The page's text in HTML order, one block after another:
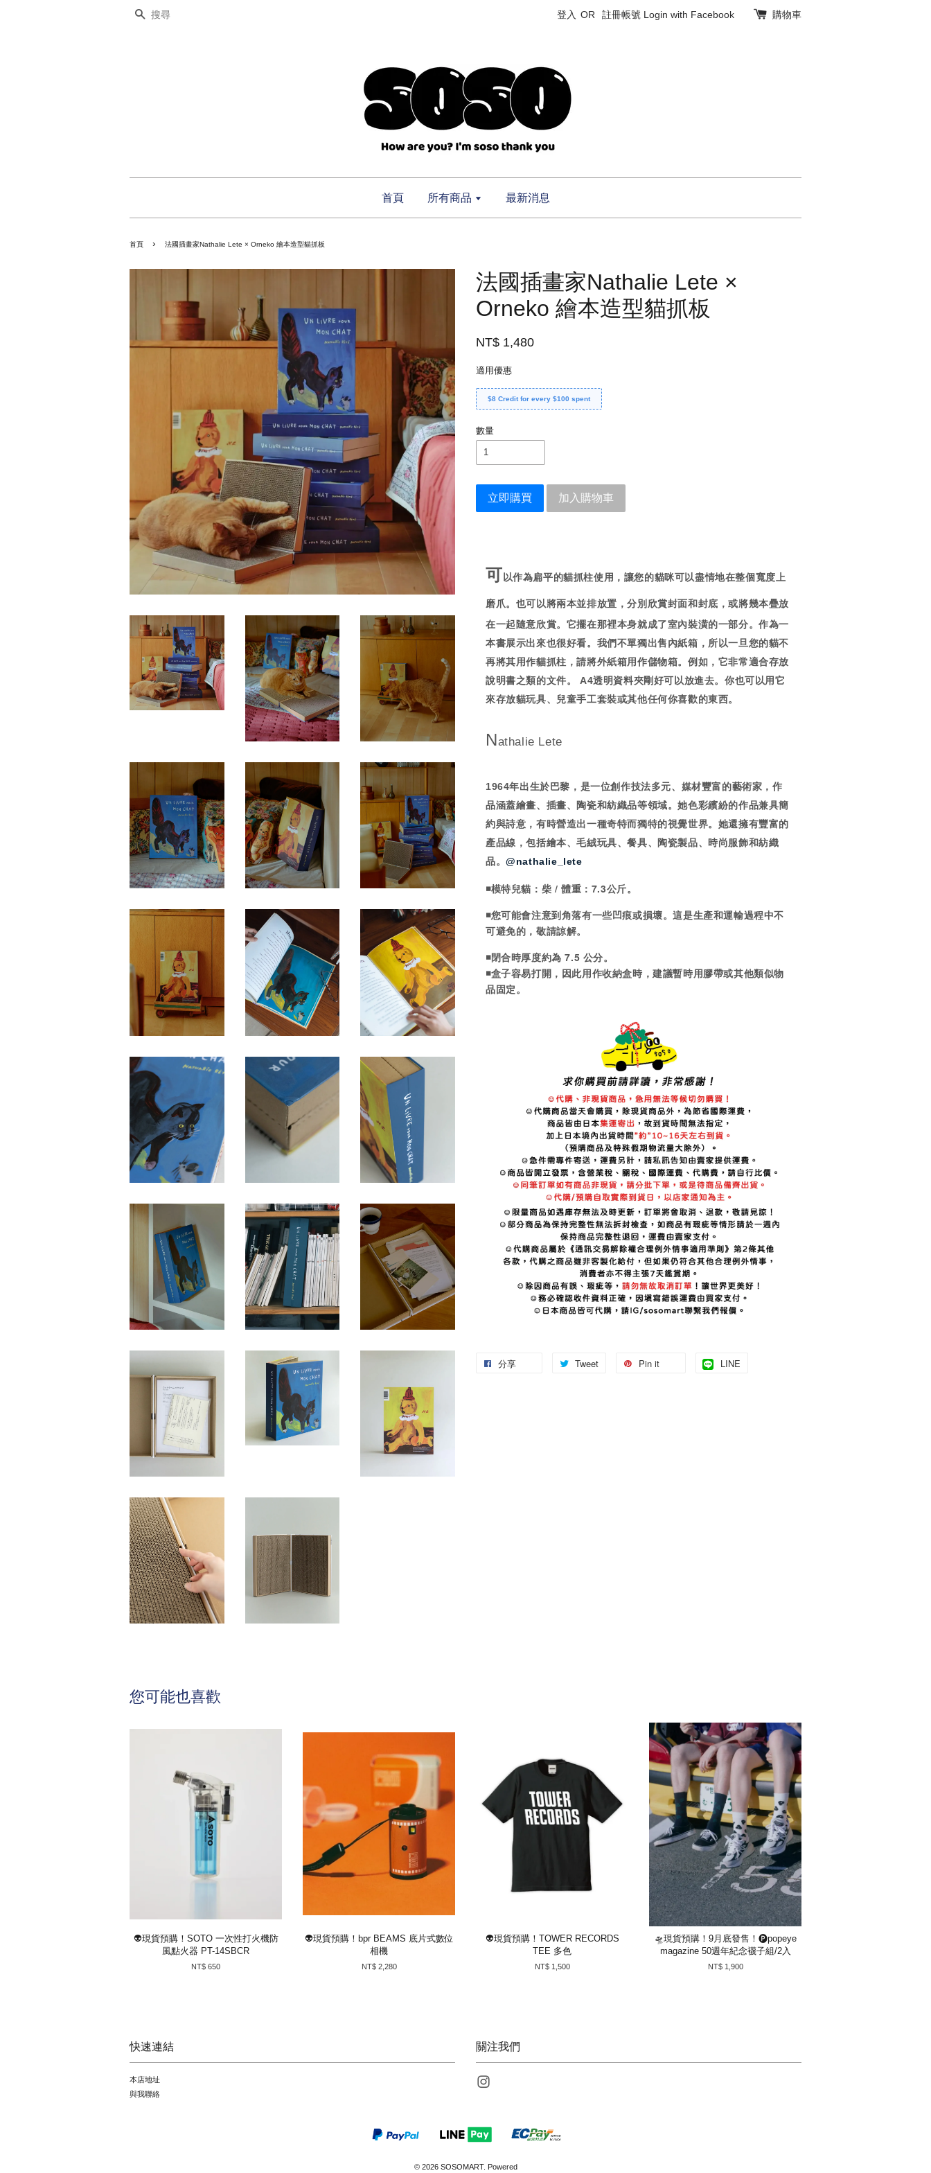
搜尋 登入 OR 註冊帳號 Login with Facebook 購物車
首頁 所有商品 最新消息
首頁 › 法國插畫家Nathalie Lete × Orneko 繪本造型貓抓板
法國插畫家Nathalie Lete ×
Orneko 繪本造型貓抓板
NT$ 1,480
適用優惠
$8 Credit for every $100 spent
數量
立即購買 加入購物車
可 以作為扁平的貓抓柱使用，讓您的貓咪可以盡情地在整個寬度上
磨爪。也可以將兩本並排放置，分別欣賞封面和封底，或將幾本疊放
在一起隨意欣賞。它擺在那裡本身就成了室內裝潢的一部分。作為一
本書展示出來也很好看。我們不單獨出售內紙箱，所以一旦您的貓不
再將其用作貓抓柱，請將外紙箱用作儲物箱。例如，它非常適合存放
說明書之類的文件。 A4透明資料夾剛好可以放進去。你也可以用它
來存放貓玩具、兒童手工套裝或其他任何你喜歡的東西。
Nathalie Lete
1964年出生於巴黎，是一位創作技法多元、媒材豐富的藝術家，作
品涵蓋繪畫、插畫、陶瓷和紡織品等領域。她色彩繽紛的作品兼具簡
約與詩意，有時營造出一種奇特而獨特的視覺世界。她還擁有豐富的
產品線，包括繪本、毛絨玩具、餐具、陶瓷製品、時尚服飾和紡織
品。@nathalie_lete
◾️模特兒貓：柴 / 體重：7.3公斤。
◾️您可能會注意到角落有一些凹痕或損壞。這是生產和運輸過程中不
可避免的，敬請諒解。
◾️閉合時厚度約為 7.5 公分。
◾️盒子容易打開，因此用作收納盒時，建議暫時用膠帶或其他類似物
品固定。
分享 Tweet Pin it LINE
您可能也喜歡
👽現貨預購！SOTO 一次性打火機防
風點火器 PT-14SBCR
NT$ 650
👽現貨預購！bpr BEAMS 底片式數位
相機
NT$ 2,280
👽現貨預購！TOWER RECORDS
TEE 多色
NT$ 1,500
🛸現貨預購！9月底發售！🅟popeye
magazine 50週年紀念襪子組/2入
NT$ 1,900
快速連結
本店地址
與我聯絡
關注我們
© 2026 SOSOMART. Powered